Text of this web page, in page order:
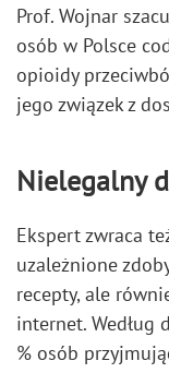
Prof. Wojnar
osób w Polsce
opioidy
jego związek z
Nielegalny
Ekspert zwraca
uzależnione
recepty, ale
internet. Według
% osób